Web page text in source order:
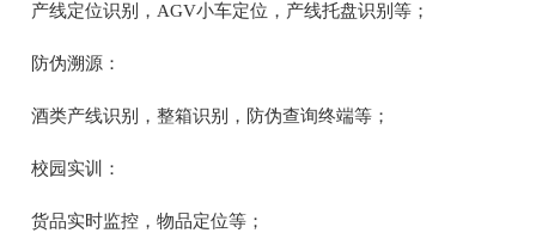
产线定位识别，AGV小车定位，产线托盘识别等；
防伪溯源：
酒类产线识别，整箱识别，防伪查询终端等；
校园实训：
货品实时监控，物品定位等；